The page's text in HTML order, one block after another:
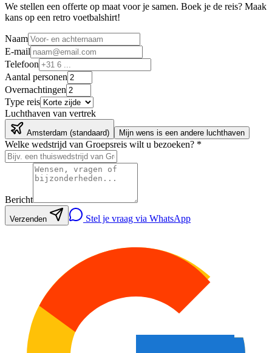
We stellen een offerte op maat voor je samen. Boek je de reis? Maak
kans op een retro voetbalshirt!
Naam
E-mail
Telefoon
Aantal personen
Overnachtingen
Type reis
Luchthaven van vertrek
Amsterdam (standaard) Mijn wens is een andere luchthaven
Welke wedstrijd van Groepsreis wilt u bezoeken? *
Bericht
Verzenden Stel je vraag via WhatsApp